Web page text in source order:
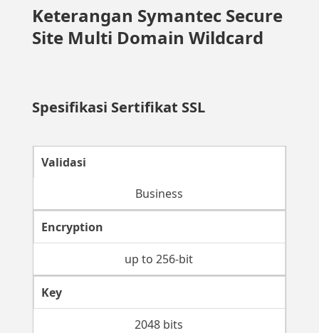
Keterangan Symantec Secure
Site Multi Domain Wildcard
Spesifikasi Sertifikat SSL
Validasi
Business
Encryption
up to 256-bit
Key
2048 bits